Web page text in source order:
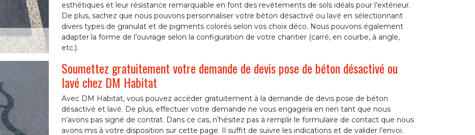
esthétiques et leur résistance remarquable en font des revêtements de sols idéals pour l’extérieur.
De plus, sachez que nous pouvons personnaliser votre béton désactivé ou lavé en sélectionnant
divers types de granulat et de pigments colorés selon vos choix déco. Nous pouvons également
adapter la forme de l’ouvrage selon la configuration de votre chantier (carré, en courbe, à angle,
etc.).
Soumettez gratuitement votre demande de devis pose de béton désactivé ou
lavé chez DM Habitat
Avec DM Habitat, vous pouvez accéder gratuitement à la demande de devis pose de béton
désactivé et lavé. De plus, effectuer votre demande ne vous engagera en rien tant que nous
n’avons pas signé de contrat. Dans ce cas, n’hésitez pas à remplir le formulaire de contact que nous
avons mis à votre disposition sur cette page. Il suffit de suivre les indications et de valider l’envoi.